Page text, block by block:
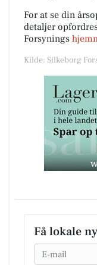
For at se din
detaljer
Forsynings
Kilde: Silkeborg
Få lokale
Email